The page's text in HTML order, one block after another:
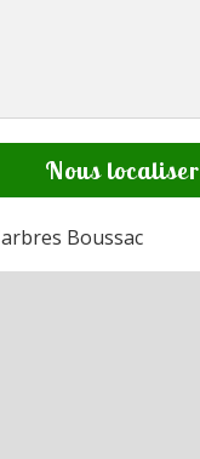
Nous localiser
Boussac